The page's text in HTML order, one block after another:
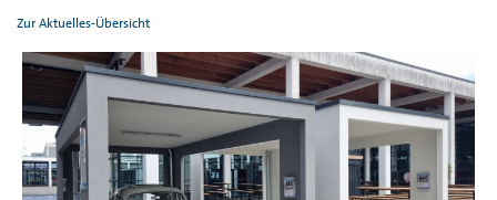
Zur Aktuelles-Übersicht